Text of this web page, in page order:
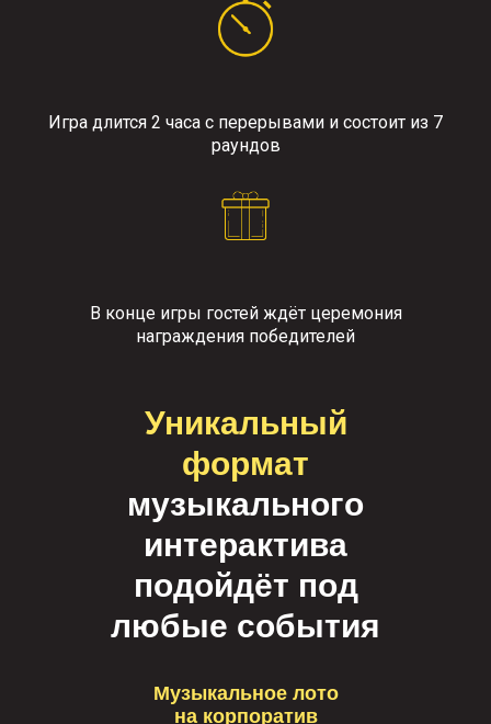
Игра длится 2 часа с перерывами и состоит из 7
раундов
В конце игры гостей ждёт церемония
награждения победителей
Уникальный
формат
музыкального
интерактива
подойдёт под
любые события
Музыкальное лото
на корпоратив